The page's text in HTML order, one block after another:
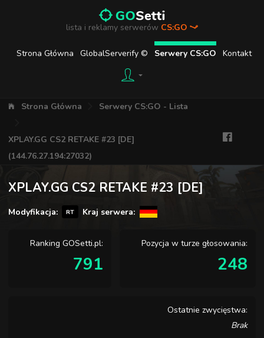
lista i reklamy serwerów CS:GO
Strona Główna GlobalServerify © Serwery CS:GO Kontakt
Strona Główna Serwery CS:GO - Lista
XPLAY.GG CS2 RETAKE #23 [DE]
(144.76.27.194:27032)
XPLAY.GG CS2 RETAKE #23 [DE]
Modyfikacja: RT Kraj serwera:
Ranking GOSetti.pl:
791
Pozycja w turze głosowania:
248
Ostatnie zwycięstwa:
Brak